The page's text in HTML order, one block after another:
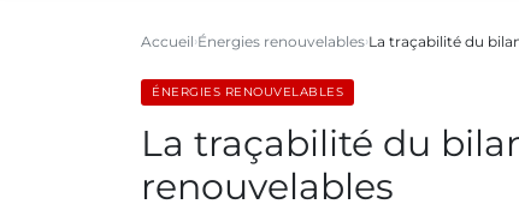
Accueil Énergies renouvelables La traçabilité du
ÉNERGIES RENOUVELABLES
La traçabilité du
renouvelables